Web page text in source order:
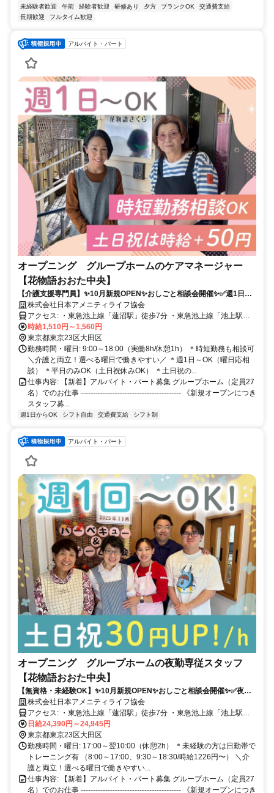
未経験者歓迎
午前 経験者歓迎 研修あり 夕方 ブランクOK
交通費支給
長期歓迎
フルタイム歓迎
アルバイト・パート
オープニング グループホームのケアマネージャー
【花物語おおた中央】
【介護支援専門員】✨10月新規OPEN✨おしごと相談会開催✨✅週1日～
OK✅️時短勤務相談可✅️高時給✅ブランク歓迎
株式会社日本アメニティライフ協会
アクセス: ・東急池上線「蓮沼駅」徒歩7分 ・東急池上線「池上駅」
徒歩16分 ・JR各線・東急各線「蒲田駅」徒歩14分
時給1,510円～1,560円
東京都東京23区大田区
勤務時間・曜日: 9:00～18:00（実働8h/休憩1h） ＊時短勤務も相談可
＼介護と両立！選べる曜日で働きやすい／ ＊週1日～OK（曜日応相
談） ＊平日のみOK（土日祝休みOK） ＊土日祝の...
仕事内容: 【新着】アルバイト・パート募集 グループホーム（定員27
名）でのお仕事 ----------------------------------------- 《新規オープンにつき
スタッフ募...
週1日からOK シフト自由 交通費支給 シフト制
アルバイト・パート
オープニング グループホームの夜勤専従スタッフ
【花物語おおた中央】
【無資格・未経験OK】✨10月新規OPEN✨おしごと相談会開催✨✅夜勤
専従＆平日のみOK✅週1回～OK✅扶養内OK✅️資格取得支援あり（規定
有）
株式会社日本アメニティライフ協会
アクセス: ・東急池上線「蓮沼駅」徒歩7分 ・東急池上線「池上駅」
徒歩16分 ・JR各線・東急各線「蒲田駅」徒歩14分
日給24,390円～24,945円
東京都東京23区大田区
勤務時間・曜日: 17:00～翌10:00（休憩2h） ＊未経験の⽅は⽇勤帯で
トレーニング有 （8:00～17:00、9:30～18:30/時給1226円〜） ＼介
護と両立！選べる曜日で働きやすい...
仕事内容: 【新着】アルバイト・パート募集 グループホーム（定員27
名）でのお仕事 ----------------------------------------- 《新規オープンにつき